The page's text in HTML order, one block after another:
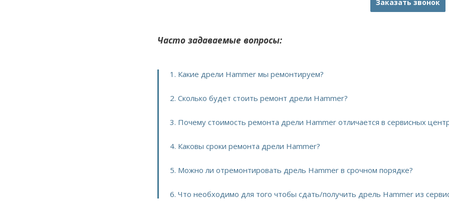
Заказать звонок
Часто задаваемые вопросы:
1. Какие дрели Hammer мы ремонтируем?
2. Сколько будет стоить ремонт дрели Hammer?
3. Почему стоимость ремонта дрели Hammer отличается в сервисных
4. Каковы сроки ремонта дрели Hammer?
5. Можно ли отремонтировать дрель Hammer в срочном порядке?
6. Что необходимо для того чтобы сдать/получить дрель Hammer из